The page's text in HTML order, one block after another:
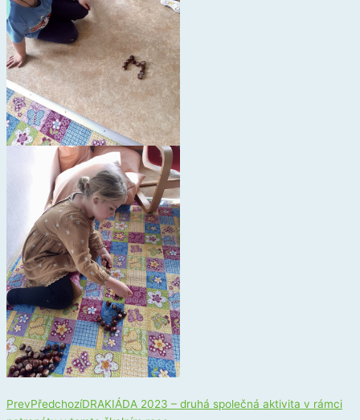
PrevPředchozíDRAKIÁDA 2023 – druhá společná aktivita v rámci